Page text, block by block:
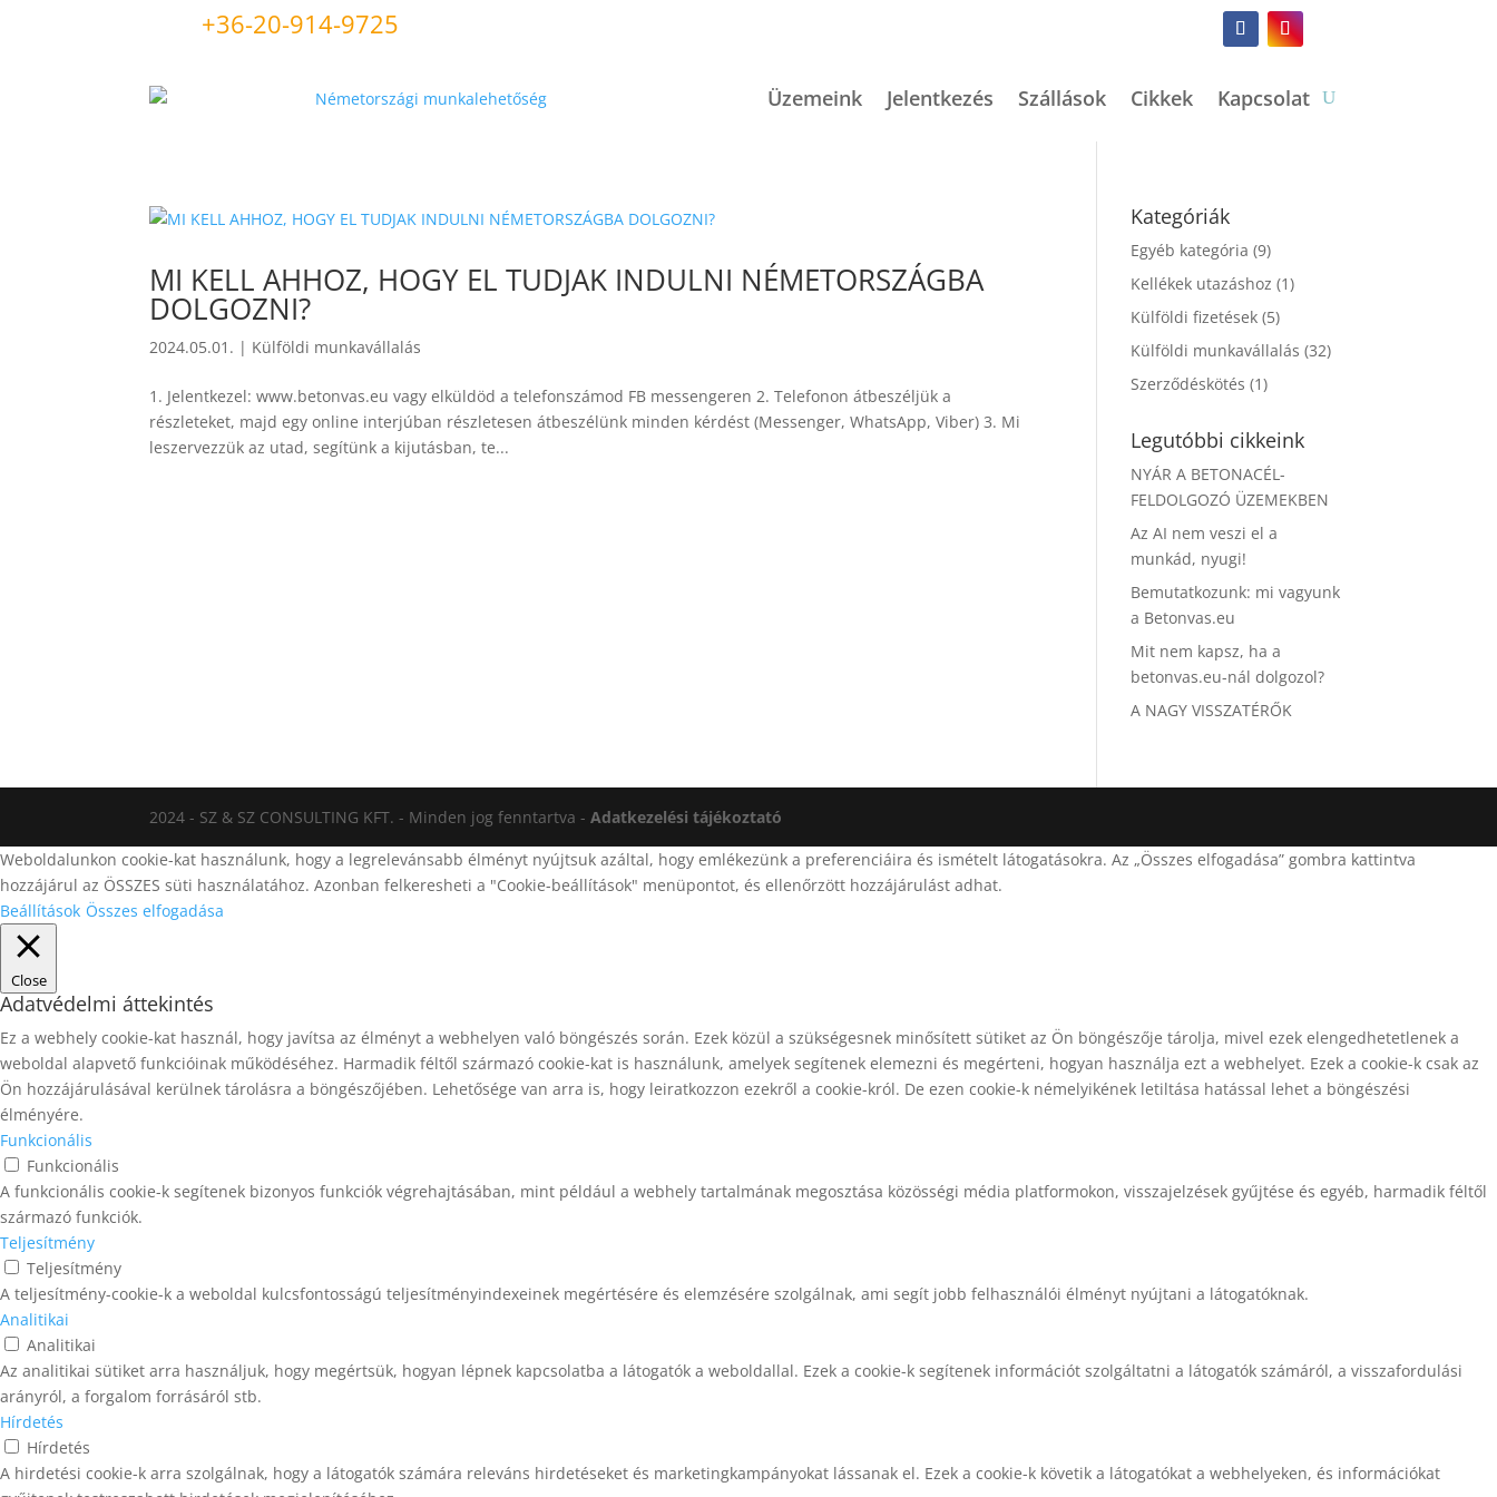
+36-20-914-9725
Üzemeink Jelentkezés Szállások Cikkek Kapcsolat
MI KELL AHHOZ, HOGY EL TUDJAK INDULNI NÉMETORSZÁGBA
DOLGOZNI?
2024.05.01. | Külföldi munkavállalás
1. Jelentkezel: www.betonvas.eu vagy elküldöd a telefonszámod FB messengeren 2. Telefonon átbeszéljük a
részleteket, majd egy online interjúban részletesen átbeszélünk minden kérdést (Messenger, WhatsApp, Viber) 3. Mi
leszervezzük az utad, segítünk a kijutásban, te...
Kategóriák
Egyéb kategória (9)
Kellékek utazáshoz (1)
Külföldi fizetések (5)
Külföldi munkavállalás (32)
Szerződéskötés (1)
Legutóbbi cikkeink
NYÁR A BETONACÉL-
FELDOLGOZÓ ÜZEMEKBEN
Az AI nem veszi el a
munkád, nyugi!
Bemutatkozunk: mi vagyunk
a Betonvas.eu
Mit nem kapsz, ha a
betonvas.eu-nál dolgozol?
A NAGY VISSZATÉRŐK
2024 - SZ & SZ CONSULTING KFT. - Minden jog fenntartva -Adatkezelési tájékoztató
Weboldalunkon cookie-kat használunk, hogy a legrelevánsabb élményt nyújtsuk azáltal, hogy emlékezünk a preferenciáira és ismételt látogatásokra. Az „Összes elfogadása” gombra kattintva
hozzájárul az ÖSSZES süti használatához. Azonban felkeresheti a "Cookie-beállítások" menüpontot, és ellenőrzött hozzájárulást adhat.
Beállítások Összes elfogadása
Close
Adatvédelmi áttekintés
Ez a webhely cookie-kat használ, hogy javítsa az élményt a webhelyen való böngészés során. Ezek közül a szükségesnek minősített sütiket az Ön böngészője tárolja, mivel ezek elengedhetetlenek a
weboldal alapvető funkcióinak működéséhez. Harmadik féltől származó cookie-kat is használunk, amelyek segítenek elemezni és megérteni, hogyan használja ezt a webhelyet. Ezek a cookie-k csak az
Ön hozzájárulásával kerülnek tárolásra a böngészőjében. Lehetősége van arra is, hogy leiratkozzon ezekről a cookie-król. De ezen cookie-k némelyikének letiltása hatással lehet a böngészési
élményére.
Funkcionális
Funkcionális
A funkcionális cookie-k segítenek bizonyos funkciók végrehajtásában, mint például a webhely tartalmának megosztása közösségi média platformokon, visszajelzések gyűjtése és egyéb, harmadik féltől
származó funkciók.
Teljesítmény
Teljesítmény
A teljesítmény-cookie-k a weboldal kulcsfontosságú teljesítményindexeinek megértésére és elemzésére szolgálnak, ami segít jobb felhasználói élményt nyújtani a látogatóknak.
Analitikai
Analitikai
Az analitikai sütiket arra használjuk, hogy megértsük, hogyan lépnek kapcsolatba a látogatók a weboldallal. Ezek a cookie-k segítenek információt szolgáltatni a látogatók számáról, a visszafordulási
arányról, a forgalom forrásáról stb.
Hírdetés
Hírdetés
A hirdetési cookie-k arra szolgálnak, hogy a látogatók számára releváns hirdetéseket és marketingkampányokat lássanak el. Ezek a cookie-k követik a látogatókat a webhelyeken, és információkat